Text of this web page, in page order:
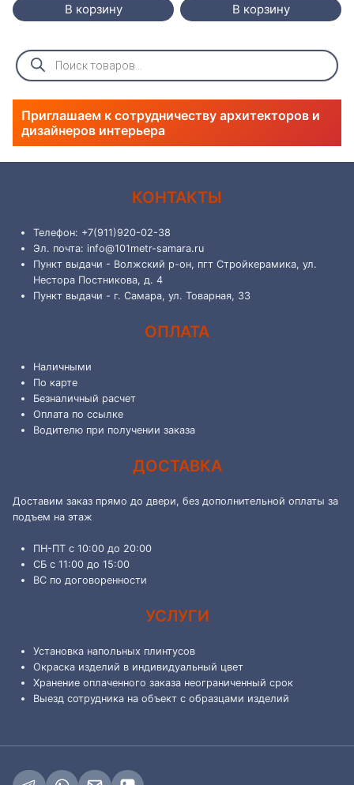
В корзину В корзину
Поиск
товаров
Приглашаем к сотрудничеству архитекторов и
дизайнеров интерьера
КОНТАКТЫ
Телефон: +7(911)920-02-38
Эл. почта: info@101metr-samara.ru
Пункт выдачи - Волжский р-он, пгт Стройкерамика, ул.
Нестора Постникова, д. 4
Пункт выдачи - г. Самара, ул. Товарная, 33
ОПЛАТА
Наличными
По карте
Безналичный расчет
Оплата по ссылке
Водителю при получении заказа
ДОСТАВКА
Доставим заказ прямо до двери, без дополнительной оплаты за
подъем на этаж
ПН-ПТ с 10:00 до 20:00
СБ с 11:00 до 15:00
ВС по договоренности
УСЛУГИ
Установка напольных плинтусов
Окраска изделий в индивидуальный цвет
Хранение оплаченного заказа неограниченный срок
Выезд сотрудника на объект с образцами изделий